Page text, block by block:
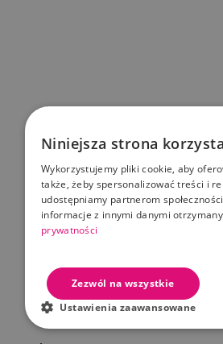
Niniejsza strona
Wykorzystujemy pliki cookie, aby
także, żeby spersonalizować treści i
udostępniamy partnerom
informacje z innymi danymi
prywatności
Zezwól na wszystkie
Ustawienia zaawansowane